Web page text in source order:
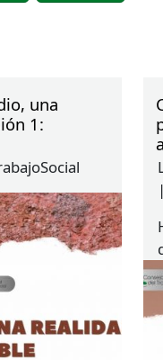
una
1: